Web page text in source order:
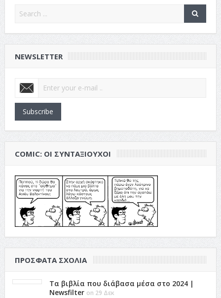
NEWSLETTER
Subscribe
COMIC: ΟΙ ΣΥΝΤΑΞΙΟΎΧΟΙ
ΠΡΌΣΦΑΤΑ ΣΧΌΛΙΑ
Τα βιβλία που διάβασα μέσα στο 2024 |
Newsfilter on 29 Δεκ